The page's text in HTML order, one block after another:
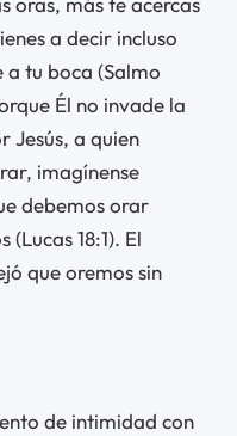
a decir incluso
a tu boca (Salmo
Él no invade la
Jesús, a quien
imagínense
debemos orar
18:1). El
que oremos sin
de intimidad con